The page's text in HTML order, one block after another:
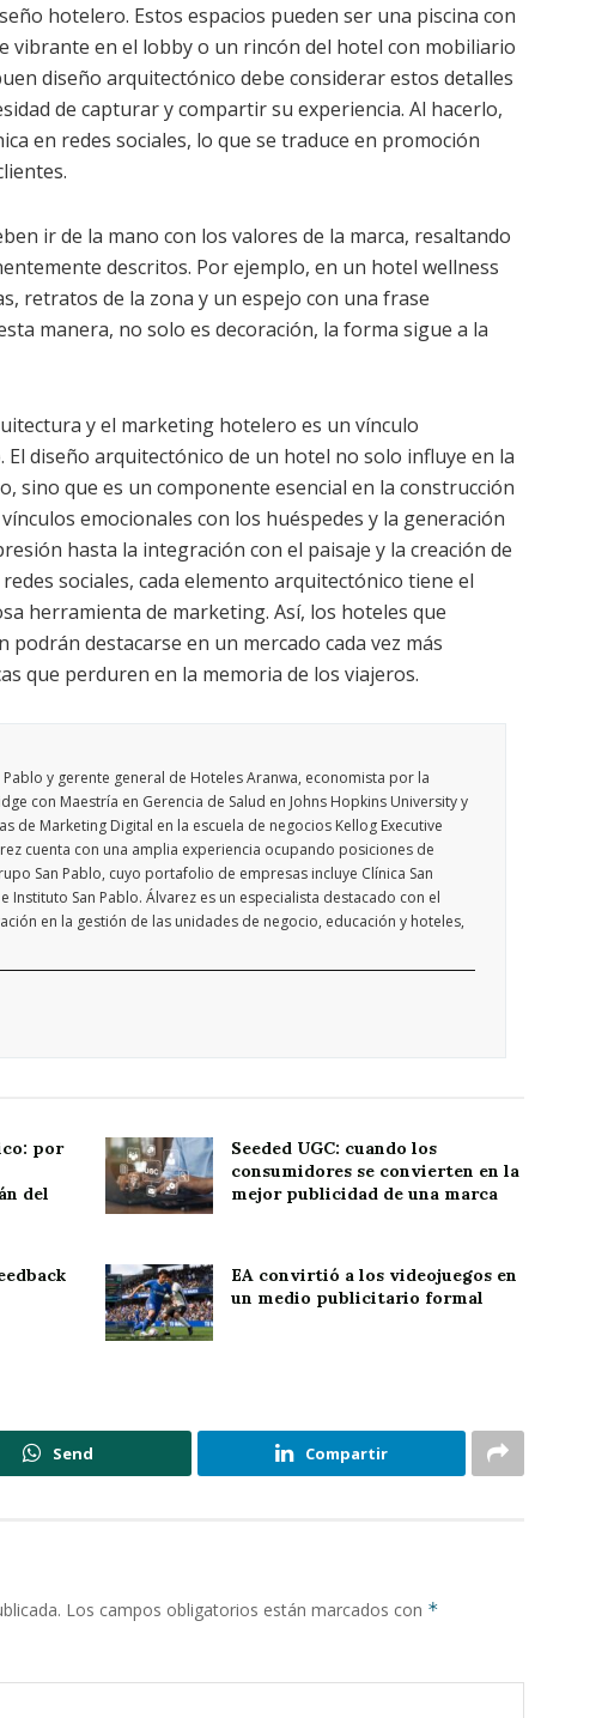
hotelero. Estos espacios pueden ser una piscina con
vibrante en el lobby o un rincón del hotel con mobiliario
diseño arquitectónico debe considerar estos detalles
de capturar y compartir su experiencia. Al hacerlo,
en redes sociales, lo que se traduce en promoción
ir de la mano con los valores de la marca, resaltando
descritos. Por ejemplo, en un hotel wellness
retratos de la zona y un espejo con una frase
manera, no solo es decoración, la forma sigue a la
y el marketing hotelero es un vínculo
diseño arquitectónico de un hotel no solo influye en la
sino que es un componente esencial en la construcción
emocionales con los huéspedes y la generación
hasta la integración con el paisaje y la creación de
sociales, cada elemento arquitectónico tiene el
herramienta de marketing. Así, los hoteles que
destacarse en un mercado cada vez más
que perduren en la memoria de los viajeros.
y gerente general de Hoteles Aranwa, economista por la
con Maestría en Gerencia de Salud en Johns Hopkins University y
de Marketing Digital en la escuela de negocios Kellog Executive
cuenta con una amplia experiencia ocupando posiciones de
San Pablo, cuyo portafolio de empresas incluye Clínica San
Instituto San Pablo. Álvarez es un especialista destacado con el
en la gestión de las unidades de negocio, educación y hoteles,
por
del
Seeded UGC: cuando los
consumidores se convierten en la
mejor publicidad de una marca
EA convirtió a los videojuegos en
un medio publicitario formal
Send Compartir
Los campos obligatorios están marcados con *